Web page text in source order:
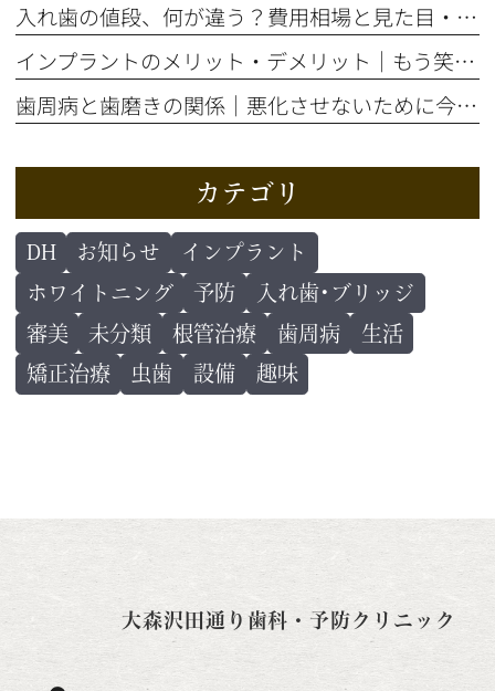
入れ歯の値段、何が違う？費用相場と見た目・噛み心地の比較ポイント
インプラントのメリット・デメリット｜もう笑顔をためらわない選択とは
歯周病と歯磨きの関係｜悪化させないために今すぐ自分でできること
カテゴリ
DH お知らせ
インプラント
ホワイトニング
予防
入れ歯･ブリッジ
審美
未分類 根管治療 歯周病
生活
矯正治療
虫歯 設備 趣味
大森沢田通り歯科・予防クリニック